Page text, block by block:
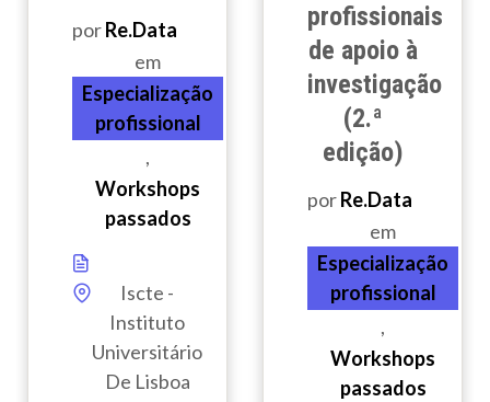
porRe.Data
em
Especialização
profissional
,
Workshops
passados
Iscte -
Instituto
Universitário
De Lisboa
profissionais
de apoio à
investigação
(2.ª
edição)
porRe.Data
em
Especialização
profissional
,
Workshops
passados